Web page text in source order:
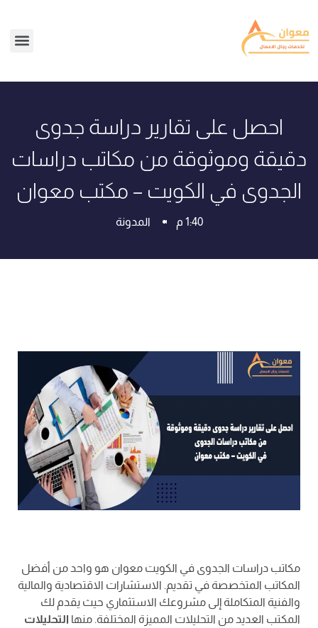
احصل على تقارير دراسة جدوى
دقيقة وموثوقة من مكاتب دراسات
الجدوى في الكويت – مكتب معوان
1:40 م المدونة
مكاتب دراسات الجدوى في الكويت معوان هو واحد من أفضل
المكاتب المتخصصة في تقديم. الاستشارات الاقتصادية والمالية
والفنية المتكاملة إلى مشروعك الاستثماري حيث يقدم لك
المكتب العديد من التحليلات المميزة المختلفة. منها التحليلات